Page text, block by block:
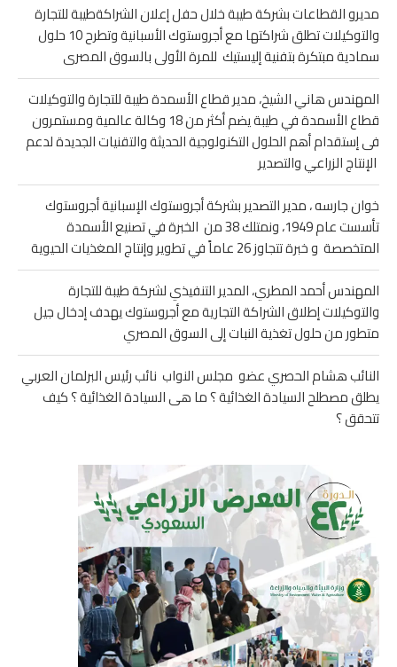
مديرو القطاعات بشركة طيبة خلال حفل إعلان الشراكةطيبة للتجارة
والتوكيلات تطلق شراكتها مع أجروستوك الأسبانية وتطرح 10 حلول
سمادية مبتكرة بتفنية إليستيك للمرة الأولى بالسوق المصرى
المهندس هاني الشيخ، مدير قطاع الأسمدة طيبة للتجارة والتوكيلات
قطاع الأسمدة في طيبة يضم أكثر من 18 وكالة عالمية ومستمرون
فى إستقدام أهم الحلول التكنولوجية الحديثة والتقنيات الجديدة لدعم
الإنتاج الزراعي والتصدير
خوان جارسه ، مدير التصدير بشركة أجروستوك الإسبانية أجروستوك
تأسست عام 1949، ونمتلك 38 من الخبرة في تصنيع الأسمدة
المتخصصة و خبرة تتجاوز 26 عاماً في تطوير وإنتاج المغذيات الحيوية
المهندس أحمد المطري، المدير التنفيذي لشركة طيبة للتجارة
والتوكيلات إطلاق الشراكة التجارية مع أجروستوك يهدف إدخال جيل
متطور من حلول تغذية النبات إلى السوق المصري
النائب هشام الحصري عضو مجلس النواب نائب رئيس البرلمان العربي
يطلق مصطلح السيادة الغذائية ؟ ما هى السيادة الغذائية ؟ كيف
تتحقق ؟